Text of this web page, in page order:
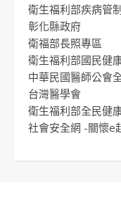
衛生福利部疾病管
彰化縣政府
衛福部長照專區
衛生福利部國民健
中華民國醫師公會
台灣醫學會
衛生福利部全民健
社會安全網 -關懷e